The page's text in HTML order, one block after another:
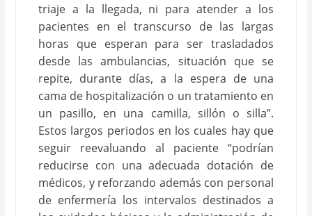
triaje a la llegada, ni para atender a los
pacientes en el transcurso de las largas
horas que esperan para ser trasladados
desde las ambulancias, situación que se
repite, durante días, a la espera de una
cama de hospitalización o un tratamiento en
un pasillo, en una camilla, sillón o silla”.
Estos largos periodos en los cuales hay que
seguir reevaluando al paciente “podrían
reducirse con una adecuada dotación de
médicos, y reforzando además con personal
de enfermería los intervalos destinados a